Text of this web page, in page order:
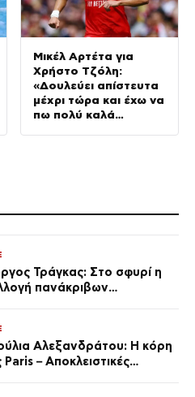
Μικέλ Αρτέτα για
Χρήστο Τζόλη:
«Δουλεύει απίστευτα
μέχρι τώρα και έχω να
πω πολύ καλά
Τράγκας: Στο σφυρί η
πανάκριβων
Αλεξανδράτου: Η κόρη
Paris – Αποκλειστικές